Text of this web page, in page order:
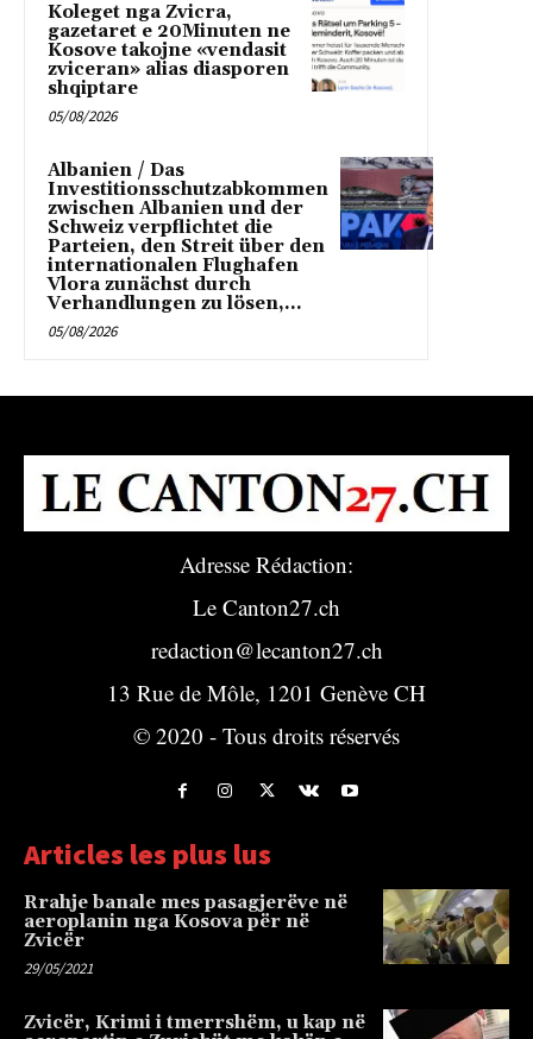
Koleget nga Zvicra,
gazetaret e 20Minuten ne
Kosove takojne «vendasit
zviceran» alias diasporen
shqiptare
05/08/2026
Albanien / Das
Investitionsschutzabkommen
zwischen Albanien und der
Schweiz verpflichtet die
Parteien, den Streit über den
internationalen Flughafen
Vlora zunächst durch
Verhandlungen zu lösen,...
05/08/2026
Adresse Rédaction:
Le Canton27.ch
redaction@lecanton27.ch
13 Rue de Môle, 1201 Genève CH
© 2020 - Tous droits réservés
Articles les plus lus
Rrahje banale mes pasagjerëve në
aeroplanin nga Kosova për në
Zvicër
29/05/2021
Zvicër, Krimi i tmerrshëm, u kap në